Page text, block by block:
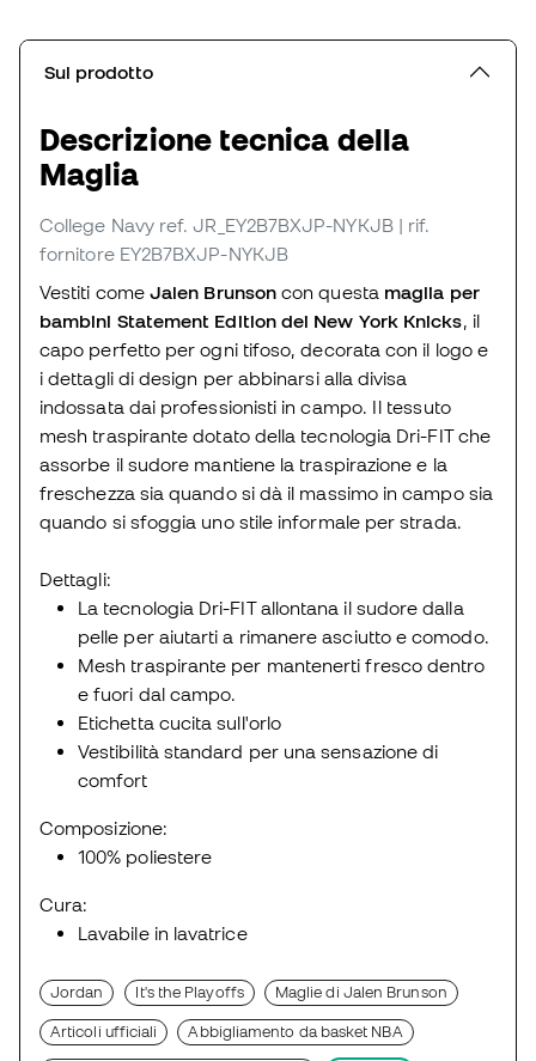
Sul prodotto
Descrizione tecnica della
Maglia
College Navy ref. JR_EY2B7BXJP-NYKJB | rif.
fornitore EY2B7BXJP-NYKJB
Vestiti comeJalen Brunson con questa maglia per
bambini Statement Edition dei New York Knicks, il
capo perfetto per ogni tifoso, decorata con il logo e
i dettagli di design per abbinarsi alla divisa
indossata dai professionisti in campo. Il tessuto
mesh traspirante dotato della tecnologia Dri-FIT che
assorbe il sudore mantiene la traspirazione e la
freschezza sia quando si dà il massimo in campo sia
quando si sfoggia uno stile informale per strada.
Dettagli:
La tecnologia Dri-FIT allontana il sudore dalla
pelle per aiutarti a rimanere asciutto e comodo.
Mesh traspirante per mantenerti fresco dentro
e fuori dal campo.
Etichetta cucita sull'orlo
Vestibilità standard per una sensazione di
comfort
Composizione:
100% poliestere
Cura:
Lavabile in lavatrice
Jordan It's the Playoffs Maglie di Jalen Brunson
Articoli ufficiali Abbigliamento da basket NBA